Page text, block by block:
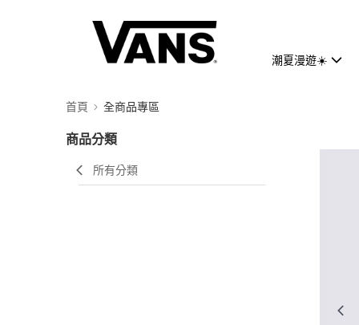
潮夏漫遊☀️
首頁 全商品專區
商品分類
所有分類